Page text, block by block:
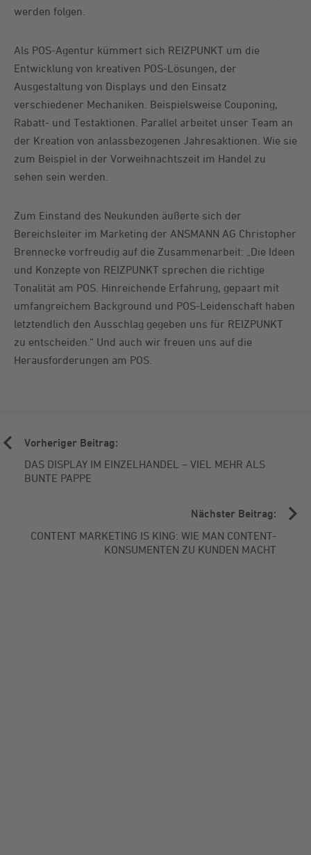
werden folgen.
Als POS-Agentur kümmert sich REIZPUNKT um die
Entwicklung von kreativen POS-Lösungen, der
Ausgestaltung von Displays und den Einsatz
verschiedener Mechaniken. Beispielsweise Couponing,
Rabatt- und Testaktionen. Parallel arbeitet unser Team an
der Kreation von anlassbezogenen Jahresaktionen. Wie sie
zum Beispiel in der Vorweihnachtszeit im Handel zu
sehen sein werden.
Zum Einstand des Neukunden äußerte sich der
Bereichsleiter im Marketing der ANSMANN AG Christopher
Brennecke vorfreudig auf die Zusammenarbeit: „Die Ideen
und Konzepte von REIZPUNKT sprechen die richtige
Tonalität am POS. Hinreichende Erfahrung, gepaart mit
umfangreichem Background und POS-Leidenschaft haben
letztendlich den Ausschlag gegeben uns für REIZPUNKT
zu entscheiden.“ Und auch wir freuen uns auf die
Herausforderungen am POS.
Vorheriger Beitrag:
DAS DISPLAY IM EINZELHANDEL – VIEL MEHR ALS
BUNTE PAPPE
Nächster Beitrag:
CONTENT MARKETING IS KING: WIE MAN CONTENT-
KONSUMENTEN ZU KUNDEN MACHT